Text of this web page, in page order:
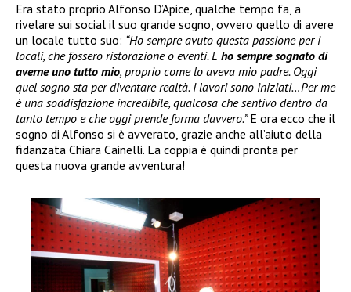
Era stato proprio Alfonso D’Apice, qualche tempo fa, a
rivelare sui social il suo grande sogno, ovvero quello di avere
un locale tutto suo: “Ho sempre avuto questa passione per i
locali, che fossero ristorazione o eventi. Eho sempre sognato di
averne uno tutto mio, proprio come lo aveva mio padre. Oggi
quel sogno sta per diventare realtà. I lavori sono iniziati…Per me
è una soddisfazione incredibile, qualcosa che sentivo dentro da
tanto tempo e che oggi prende forma davvero.”E ora ecco che il
sogno di Alfonso si è avverato, grazie anche all’aiuto della
fidanzata Chiara Cainelli. La coppia è quindi pronta per
questa nuova grande avventura!